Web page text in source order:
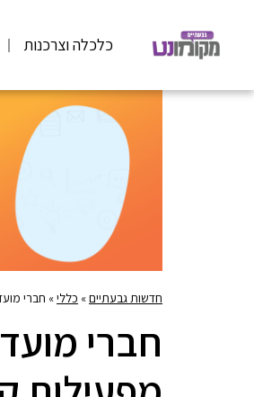
כלכלה וצרכנות
חדשות גבעתיים» כללי» חברי
חברי